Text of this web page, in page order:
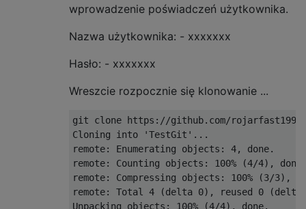
wprowadzenie poświadczeń użytkownika.
Nazwa użytkownika: - xxxxxxx
Hasło: - xxxxxxx
Wreszcie rozpocznie się klonowanie ...
git clone https://github.com/
Cloning into 'TestGit'...
remote: Enumerating objects: 4, done.
remote: Counting objects: 100% (4/4),
remote: Compressing objects: 100% (3/3),
remote: Total 4 (delta 0), reused 0 (delta